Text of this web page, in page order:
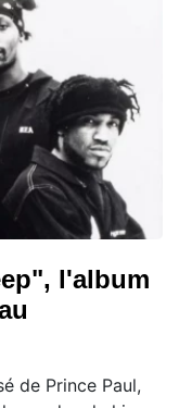
l'album
de Prince Paul,